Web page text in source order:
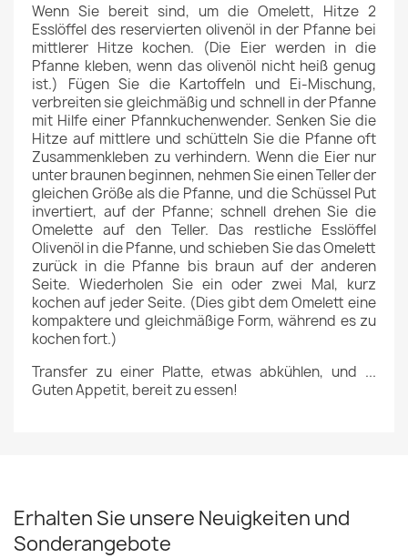
Wenn Sie bereit sind, um die Omelett, Hitze 2
Esslöffel des reservierten olivenöl in der Pfanne bei
mittlerer Hitze kochen. (Die Eier werden in die
Pfanne kleben, wenn das olivenöl nicht heiß genug
ist.) Fügen Sie die Kartoffeln und Ei-Mischung,
verbreiten sie gleichmäßig und schnell in der Pfanne
mit Hilfe einer Pfannkuchenwender. Senken Sie die
Hitze auf mittlere und schütteln Sie die Pfanne oft
Zusammenkleben zu verhindern. Wenn die Eier nur
unter braunen beginnen, nehmen Sie einen Teller der
gleichen Größe als die Pfanne, und die Schüssel Put
invertiert, auf der Pfanne; schnell drehen Sie die
Omelette auf den Teller. Das restliche Esslöffel
Olivenöl in die Pfanne, und schieben Sie das Omelett
zurück in die Pfanne bis braun auf der anderen
Seite. Wiederholen Sie ein oder zwei Mal, kurz
kochen auf jeder Seite. (Dies gibt dem Omelett eine
kompaktere und gleichmäßige Form, während es zu
kochen fort.)
Transfer zu einer Platte, etwas abkühlen, und ...
Guten Appetit, bereit zu essen!
Erhalten Sie unsere Neuigkeiten und
Sonderangebote